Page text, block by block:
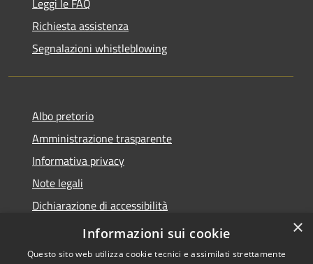
Leggi le FAQ
Richiesta assistenza
Segnalazioni whistleblowing
Albo pretorio
Amministrazione trasparente
Informativa privacy
Note legali
Dichiarazione di accessibilità
Meccanismo di Feedback
×
Informazioni sui cookie
Questo sito web utilizza cookie tecnici e assimilati strettamente